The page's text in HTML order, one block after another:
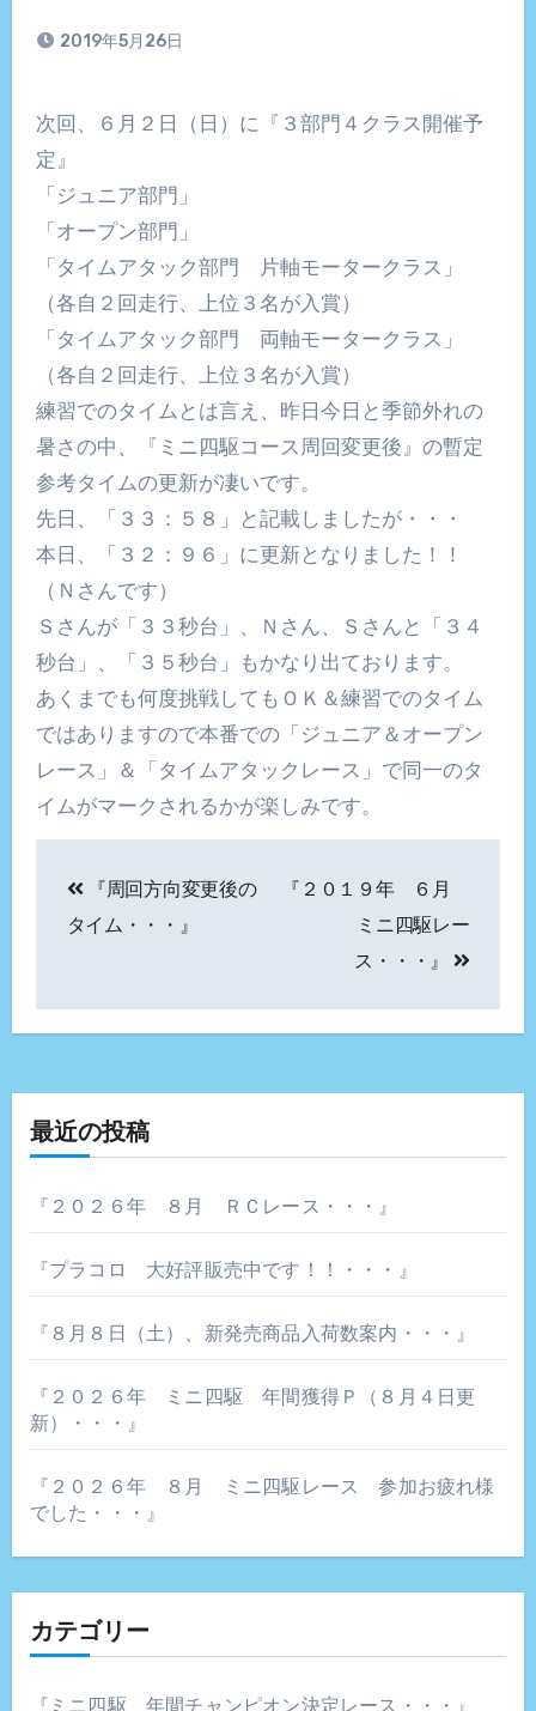
2019年5月26日
次回、６月２日（日）に『３部門４クラス開催予
定』
「ジュニア部門」
「オープン部門」
「タイムアタック部門 片軸モータークラス」
（各自２回走行、上位３名が入賞）
「タイムアタック部門 両軸モータークラス」
（各自２回走行、上位３名が入賞）
練習でのタイムとは言え、昨日今日と季節外れの
暑さの中、『ミニ四駆コース周回変更後』の暫定
参考タイムの更新が凄いです。
先日、「３３：５８」と記載しましたが・・・
本日、「３２：９６」に更新となりました！！
（Ｎさんです）
Ｓさんが「３３秒台」、Ｎさん、Ｓさんと「３４
秒台」、「３５秒台」もかなり出ております。
あくまでも何度挑戦してもＯＫ＆練習でのタイム
ではありますので本番での「ジュニア＆オープン
レース」＆「タイムアタックレース」で同一のタ
イムがマークされるかが楽しみです。
ビ
シ
ョ
ン
『周回方向変更後の
タイム・・・』
『２０１９年 ６月
ミニ四駆レー
ス・・・』
最近の投稿
『２０２６年 ８月 ＲＣレース・・・』
『プラコロ 大好評販売中です！！・・・』
『８月８日（土）、新発売商品入荷数案内・・・』
『２０２６年 ミニ四駆 年間獲得Ｐ（８月４日更
新）・・・』
『２０２６年 ８月 ミニ四駆レース 参加お疲れ様
でした・・・』
カテゴリー
『ミニ四駆 年間チャンピオン決定レース・・・』